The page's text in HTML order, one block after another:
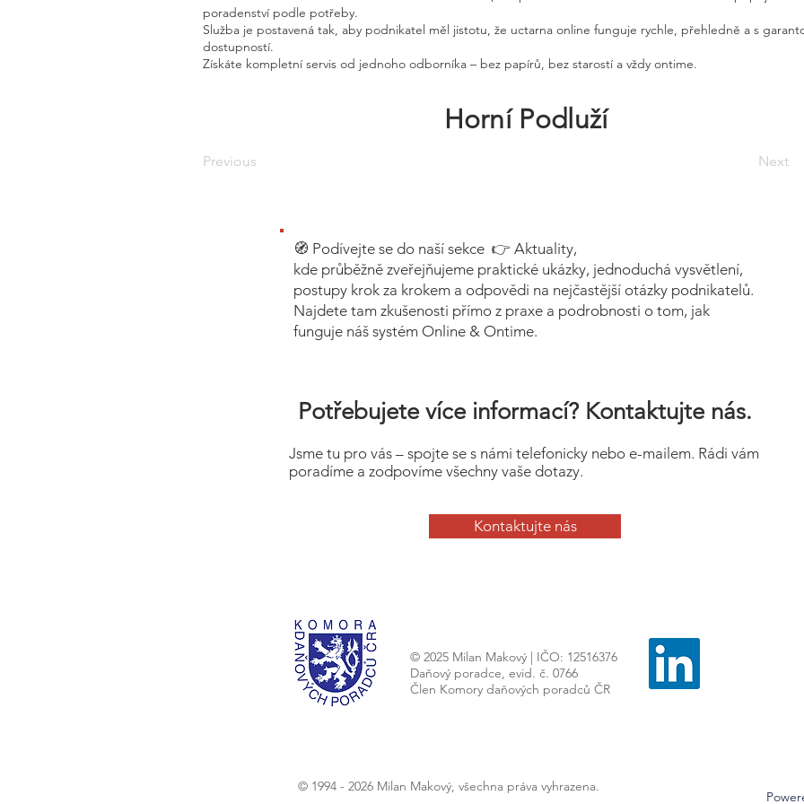
poradenství podle potřeby.
Služba je postavená tak, aby podnikatel měl jistotu, že uctarna online funguje rychle, přehledně a s
dostupností.
Získáte kompletní servis od jednoho odborníka – bez papírů, bez starostí a vždy ontime.
Horní Podluží
Previous Next
🧭 Podívejte se do naší sekce 👉 Aktuality,
kde průběžně zveřejňujeme praktické ukázky, jednoduchá vysvětlení,
postupy krok za krokem a odpovědi na nejčastější otázky podnikatelů.
Najdete tam zkušenosti přímo z praxe a podrobnosti o tom, jak
funguje náš systém Online & Ontime.
Potřebujete více informací? Kontaktujte nás.
Jsme tu pro vás – spojte se s námi telefonicky nebo e-mailem. Rádi vám
poradíme a zodpovíme všechny vaše dotazy.
Kontaktujte nás
© 2025 Milan Makový | IČO: 12516376
Daňový poradce, evid. č. 0766
Člen Komory daňových poradců ČR
© 1994 - 2026 Milan Makový, všechna práva vyhrazena.